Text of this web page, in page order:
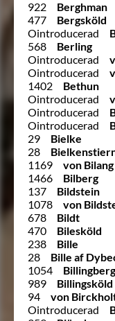
922
Berghman
477
Bergsköld
Ointroducerad
568
Berling
Ointroducerad
Ointroducerad
1402
Bethun
Ointroducerad
Ointroducerad
Ointroducerad
29
Bielke
28
1169
von Bilang
1466
Bilberg
137
Bildstein
1078
von
678
Bildt
470
Bilesköld
238
Bille
28
Bille af
1054
Billingberg
989
Billingsköld
94
von
Ointroducerad